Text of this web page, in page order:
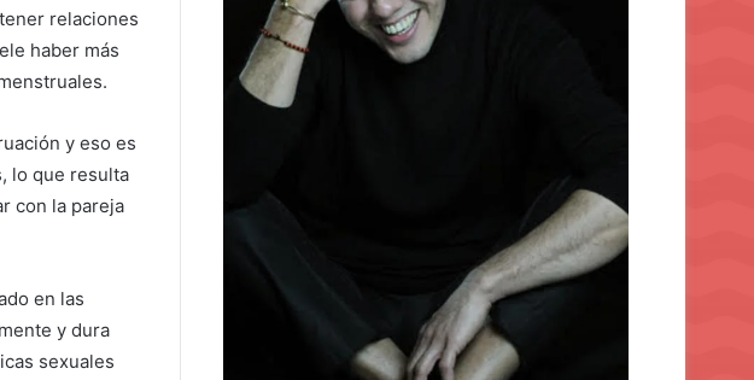
relaciones
haber más
y eso es
lo que resulta
con la pareja
en las
y dura
sexuales